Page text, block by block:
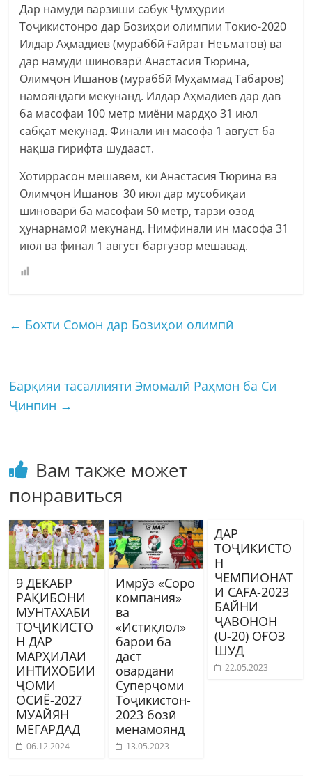
Дар намуди варзиши сабук Ҷумҳурии
Тоҷикистонро дар Бозиҳои олимпии Токио-2020
Илдар Аҳмадиев (мураббӣ Ғайрат Неъматов) ва
дар намуди шиноварӣ Анастасия Тюрина,
Олимҷон Ишанов (мураббӣ Муҳаммад Табаров)
намояндагӣ мекунанд. Илдар Аҳмадиев дар дав
ба масофаи 100 метр миёни мардҳо 31 июл
сабқат мекунад. Финали ин масофа 1 август ба
нақша гирифта шудааст.
Хотиррасон мешавем, ки Анастасия Тюрина ва
Олимҷон Ишанов 30 июл дар мусобиқаи
шиноварӣ ба масофаи 50 метр, тарзи озод
ҳунарнамоӣ мекунанд. Нимфинали ин масофа 31
июл ва финал 1 август баргузор мешавад.
← Бохти Сомон дар Бозиҳои олимпӣ
Барқияи тасаллияти Эмомалӣ Раҳмон ба Си
Ҷинпин →
Вам также может
понравиться
9 ДЕКАБР
РАҚИБОНИ
МУНТАХАБИ
ТОҶИКИСТО
Н ДАР
МАРҲИЛАИ
ИНТИХОБИИ
ҶОМИ
ОСИЁ-2027
МУАЙЯН
МЕГАРДАД
06.12.2024
Имрӯз «Соро
компания»
ва
«Истиқлол»
барои ба
даст
овардани
Суперҷоми
Тоҷикистон-
2023 бозӣ
менамоянд
13.05.2023
ДАР
ТОҶИКИСТО
Н
ЧЕМПИОНАТ
И CAFA-2023
БАЙНИ
ҶАВОНОН
(U-20) ОҒОЗ
ШУД
22.05.2023